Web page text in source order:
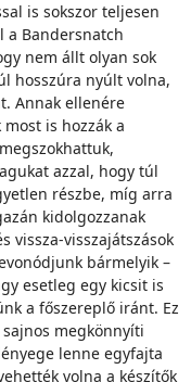
is sokszor teljesen
a Bandersnatch
nem állt olyan sok
hosszúra nyúlt volna,
Annak ellenére
is hozzák a
azzal, hogy túl
részbe, míg arra
kidolgozzanak
vissza-visszajátszások
bármelyik –
esetleg egy kicsit is
a főszereplő iránt. Ez
megkönnyíti
lenne egyfajta
volna a készítők